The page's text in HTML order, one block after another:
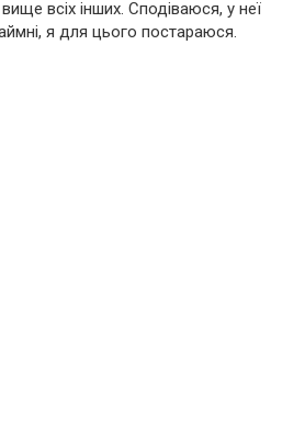
всіх інших. Сподіваюся, у неї
я для цього постараюся.